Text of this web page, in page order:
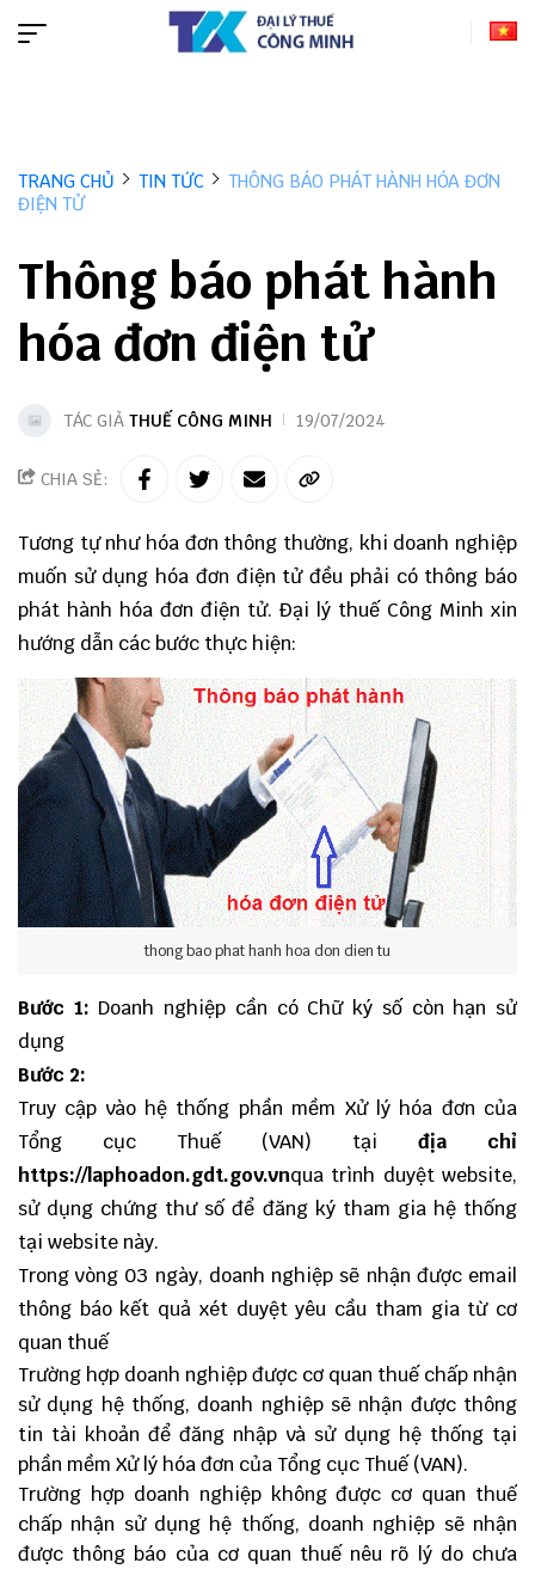
TRANG CHỦ TIN TỨC
THÔNG BÁO PHÁT HÀNH HÓA ĐƠN
ĐIỆN TỬ
Thông báo phát hành
hóa đơn điện tử
TÁC GIẢ THUẾ CÔNG MINH 19/07/2024
CHIA SẺ:
Tương tự như hóa đơn thông thường, khi doanh nghiệp
muốn sử dụng hóa đơn điện tử đều phải có thông báo
phát hành hóa đơn điện tử. Đại lý thuế Công Minh xin
hướng dẫn các bước thực hiện:
thong bao phat hanh hoa don dien tu
Bước 1: Doanh nghiệp cần có Chữ ký số còn hạn sử
dụng
Bước 2:
Truy cập vào hệ thống phần mềm Xử lý hóa đơn của
Tổng cục Thuế (VAN) tại địa chỉ
https://laphoadon.gdt.gov.vnqua trình duyệt website,
sử dụng chứng thư số để đăng ký tham gia hệ thống
tại website này.
Trong vòng 03 ngày, doanh nghiệp sẽ nhận được email
thông báo kết quả xét duyệt yêu cầu tham gia từ cơ
quan thuế
Trường hợp doanh nghiệp được cơ quan thuế chấp nhận
sử dụng hệ thống, doanh nghiệp sẽ nhận được thông
tin tài khoản để đăng nhập và sử dụng hệ thống tại
phần mềm Xử lý hóa đơn của Tổng cục Thuế (VAN).
Trường hợp doanh nghiệp không được cơ quan thuế
chấp nhận sử dụng hệ thống, doanh nghiệp sẽ nhận
được thông báo của cơ quan thuế nêu rõ lý do chưa